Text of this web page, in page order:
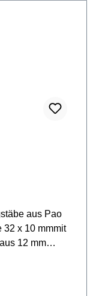
aus Pao
32 x 10 mmmit
12 mm